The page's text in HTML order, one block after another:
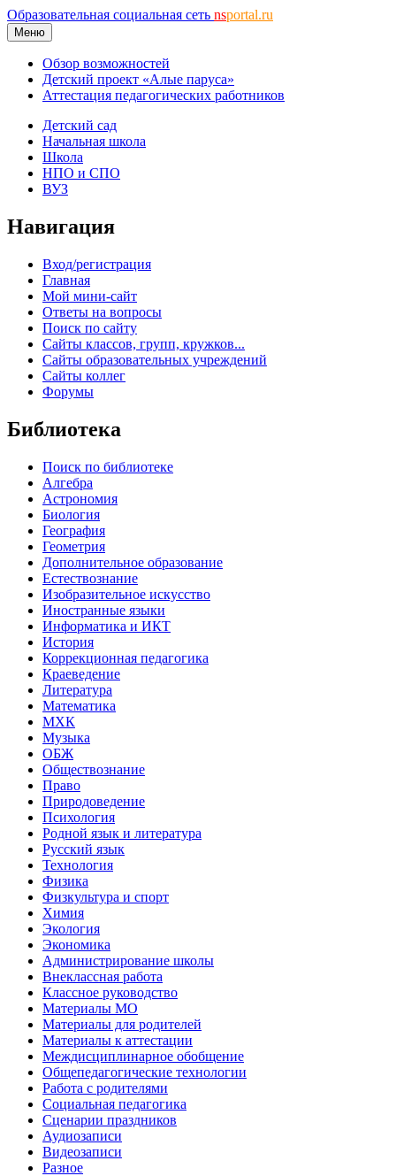
Образовательная социальная сеть nsportal.ru
Меню
Обзор возможностей
Детский проект «Алые паруса»
Аттестация педагогических работников
Детский сад
Начальная школа
Школа
НПО и СПО
ВУЗ
Навигация
Вход/регистрация
Главная
Мой мини-сайт
Ответы на вопросы
Поиск по сайту
Сайты классов, групп, кружков...
Сайты образовательных учреждений
Сайты коллег
Форумы
Библиотека
Поиск по библиотеке
Алгебра
Астрономия
Биология
География
Геометрия
Дополнительное образование
Естествознание
Изобразительное искусство
Иностранные языки
Информатика и ИКТ
История
Коррекционная педагогика
Краеведение
Литература
Математика
МХК
Музыка
ОБЖ
Обществознание
Право
Природоведение
Психология
Родной язык и литература
Русский язык
Технология
Физика
Физкультура и спорт
Химия
Экология
Экономика
Администрирование школы
Внеклассная работа
Классное руководство
Материалы МО
Материалы для родителей
Материалы к аттестации
Междисциплинарное обобщение
Общепедагогические технологии
Работа с родителями
Социальная педагогика
Сценарии праздников
Аудиозаписи
Видеозаписи
Разное